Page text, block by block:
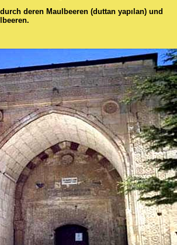
deren Maulbeeren (duttan yapılan) und